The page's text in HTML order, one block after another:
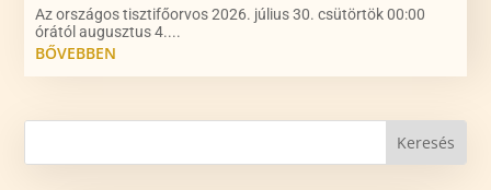
Az országos tisztifőorvos 2026. július 30. csütörtök 00:00
órától augusztus 4....
BŐVEBBEN